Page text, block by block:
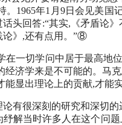
。1965年1月9日会见美
头回答:“其实,《矛盾论
》,还有点用。”⑧
在一切学问中居于最高地
经济学来是不可能的。马
显出理论上的贡献,才能
有很深刻的研究和深切
解当时许多人在这个问